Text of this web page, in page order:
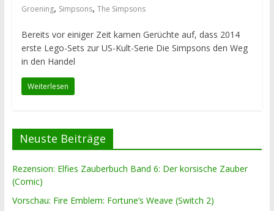
Groening, Simpsons, The Simpsons
Bereits vor einiger Zeit kamen Gerüchte auf, dass 2014
erste Lego-Sets zur US-Kult-Serie Die Simpsons den Weg
in den Handel
Weiterlesen
Neuste Beiträge
Rezension: Elfies Zauberbuch Band 6: Der korsische Zauber
(Comic)
Vorschau: Fire Emblem: Fortune’s Weave (Switch 2)